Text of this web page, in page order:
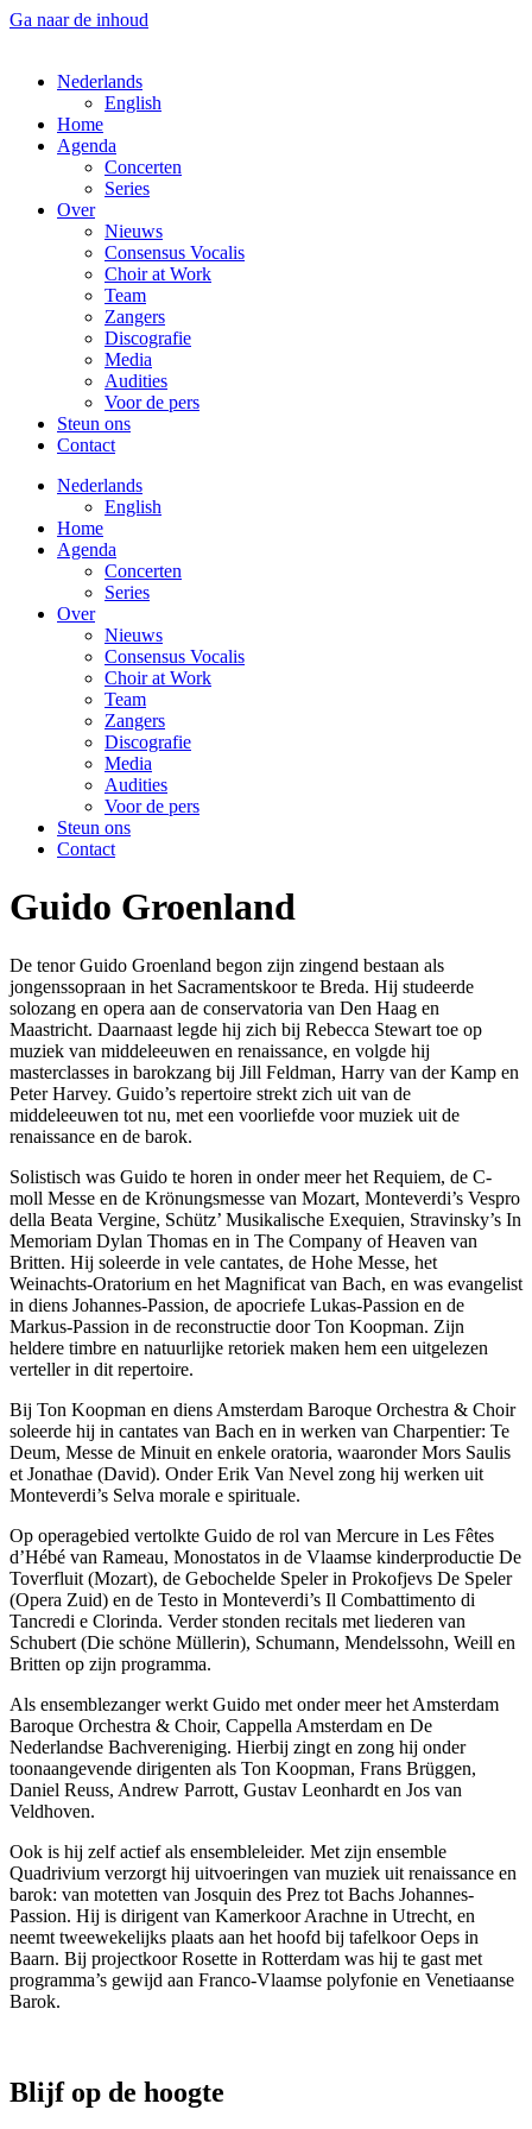
Ga naar de inhoud
Nederlands
English
Home
Agenda
Concerten
Series
Over
Nieuws
Consensus Vocalis
Choir at Work
Team
Zangers
Discografie
Media
Audities
Voor de pers
Steun ons
Contact
Nederlands
English
Home
Agenda
Concerten
Series
Over
Nieuws
Consensus Vocalis
Choir at Work
Team
Zangers
Discografie
Media
Audities
Voor de pers
Steun ons
Contact
Guido Groenland
De tenor Guido Groenland begon zijn zingend bestaan als
jongenssopraan in het Sacramentskoor te Breda. Hij studeerde
solozang en opera aan de conservatoria van Den Haag en
Maastricht. Daarnaast legde hij zich bij Rebecca Stewart toe op
muziek van middeleeuwen en renaissance, en volgde hij
masterclasses in barokzang bij Jill Feldman, Harry van der Kamp en
Peter Harvey. Guido’s repertoire strekt zich uit van de
middeleeuwen tot nu, met een voorliefde voor muziek uit de
renaissance en de barok.
Solistisch was Guido te horen in onder meer het Requiem, de C-
moll Messe en de Krönungsmesse van Mozart, Monteverdi’s Vespro
della Beata Vergine, Schütz’ Musikalische Exequien, Stravinsky’s In
Memoriam Dylan Thomas en in The Company of Heaven van
Britten. Hij soleerde in vele cantates, de Hohe Messe, het
Weinachts-Oratorium en het Magnificat van Bach, en was evangelist
in diens Johannes-Passion, de apocriefe Lukas-Passion en de
Markus-Passion in de reconstructie door Ton Koopman. Zijn
heldere timbre en natuurlijke retoriek maken hem een uitgelezen
verteller in dit repertoire.
Bij Ton Koopman en diens Amsterdam Baroque Orchestra & Choir
soleerde hij in cantates van Bach en in werken van Charpentier: Te
Deum, Messe de Minuit en enkele oratoria, waaronder Mors Saulis
et Jonathae (David). Onder Erik Van Nevel zong hij werken uit
Monteverdi’s Selva morale e spirituale.
Op operagebied vertolkte Guido de rol van Mercure in Les Fêtes
d’Hébé van Rameau, Monostatos in de Vlaamse kinderproductie De
Toverfluit (Mozart), de Gebochelde Speler in Prokofjevs De Speler
(Opera Zuid) en de Testo in Monteverdi’s Il Combattimento di
Tancredi e Clorinda. Verder stonden recitals met liederen van
Schubert (Die schöne Müllerin), Schumann, Mendelssohn, Weill en
Britten op zijn programma.
Als ensemblezanger werkt Guido met onder meer het Amsterdam
Baroque Orchestra & Choir, Cappella Amsterdam en De
Nederlandse Bachvereniging. Hierbij zingt en zong hij onder
toonaangevende dirigenten als Ton Koopman, Frans Brüggen,
Daniel Reuss, Andrew Parrott, Gustav Leonhardt en Jos van
Veldhoven.
Ook is hij zelf actief als ensembleleider. Met zijn ensemble
Quadrivium verzorgt hij uitvoeringen van muziek uit renaissance en
barok: van motetten van Josquin des Prez tot Bachs Johannes-
Passion. Hij is dirigent van Kamerkoor Arachne in Utrecht, en
neemt tweewekelijks plaats aan het hoofd bij tafelkoor Oeps in
Baarn. Bij projectkoor Rosette in Rotterdam was hij te gast met
programma’s gewijd aan Franco-Vlaamse polyfonie en Venetiaanse
Barok.
Blijf op de hoogte